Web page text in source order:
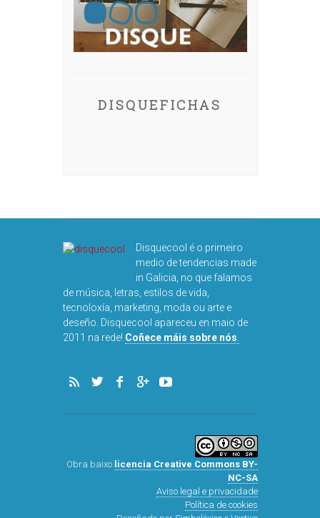
DISQUEFICHAS
Disquecool é o primeiro
medio de tendencias made
in Galicia, no que falamos
de música, letras, estilos de vida,
tecnoloxía, marketing, moda ou arte e
deseño. Disquecool apareceu en maio de
2011 na rede! Coñece máis sobre nós
Obra baixo licencia Creative Commons BY-
NC-SA
Aviso legal e privacidade
Política de cookies